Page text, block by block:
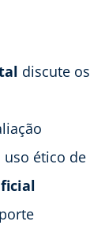
discute os
ético de